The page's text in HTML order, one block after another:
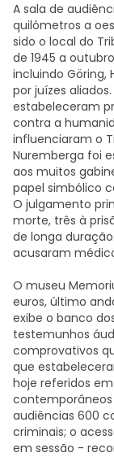
A sala de
quilómetros a
sido o local do
de 1945 a
incluindo Göring,
por juízes
estabeleceram
contra a
influenciaram o
Nuremberga foi
aos muitos
papel simbólico
O julgamento
morte, três à
de longa
acusaram
O museu
euros, último
exibe o banco
testemunhos
comprovativos
que
hoje referidos
contemporâneos
audiências 600
criminais; o
em sessão -